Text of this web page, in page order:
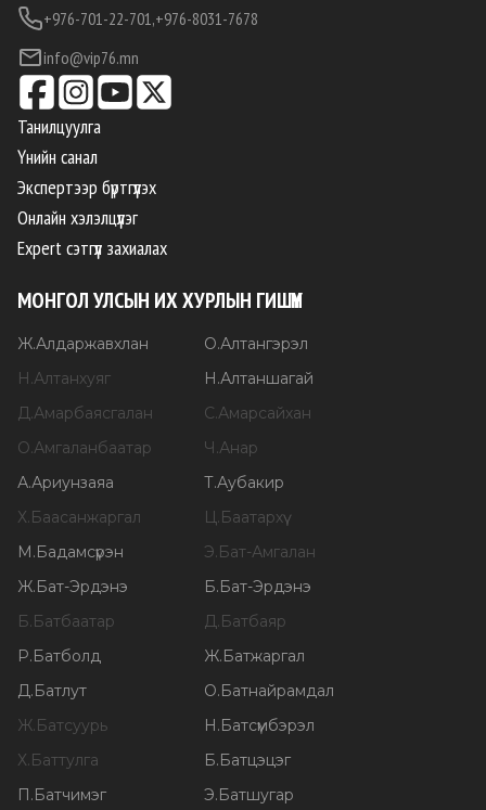
+976-701-22-701,+976-8031-7678
info@vip76.mn
Танилцуулга
Үнийн санал
Экспертээр бүртгүүлэх
Онлайн хэлэлцүүлэг
Expert сэтгүүл захиалах
МОНГОЛ УЛСЫН ИХ ХУРЛЫН ГИШҮҮН
Ж.Алдаржавхлан О.Алтангэрэл
Н .Алтанхуяг Н .Алтаншагай
Д.Амарбаясгалан С.Амарсайхан
О.Амгаланбаатар Ч .Анар
А.Ариунзаяа Т.Аубакир
Х. Баасанжаргал Ц. Баатархүү
М . Бадамсүрэн Э. Бат-Амгалан
Ж. Бат-Эрдэнэ Б. Бат-Эрдэнэ
Б. Батбаатар Д. Батбаяр
Р. Батболд Ж. Батжаргал
Д. Батлут О. Батнайрамдал
Ж. Батсуурь Н . Батсүмбэрэл
Х. Баттулга Б. Батцэцэг
П . Батчимэг Э. Батшугар